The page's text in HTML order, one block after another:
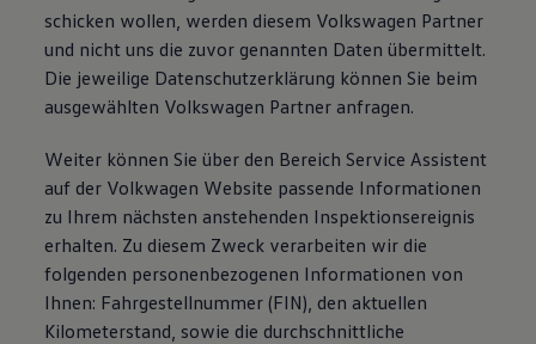
schicken wollen, werden diesem Volkswagen Partner
und nicht uns die zuvor genannten Daten übermittelt.
Die jeweilige Datenschutzerklärung können Sie beim
ausgewählten Volkswagen Partner anfragen.
Weiter können Sie über den Bereich Service Assistent
auf der Volkwagen Website passende Informationen
zu Ihrem nächsten anstehenden Inspektionsereignis
erhalten. Zu diesem Zweck verarbeiten wir die
folgenden personenbezogenen Informationen von
Ihnen: Fahrgestellnummer (FIN), den aktuellen
Kilometerstand, sowie die durchschnittliche